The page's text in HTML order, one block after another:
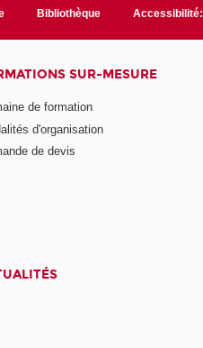
Bibliothèque
SUR-MESURE
de formation
d'organisation
de devis